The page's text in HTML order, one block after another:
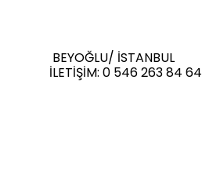
BEYOĞLU/ İSTANBUL
İLETİŞİM: 0 546 263 84 64